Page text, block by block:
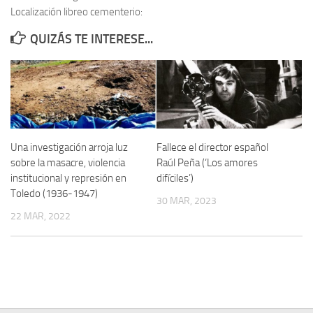
Memoria Histórica
Investigación previa de la represión en Talavera de la Reina (1937-
1947).
Informe Represión en Toledo 1936-1947 | Buscador
Informe de la fosa de abril de 1939 de Tembleque
Enciclopedia Republicana
Militantes históricos IR
Localización libreo cementerio:
QUIZÁS TE INTERESE...
Una investigación arroja luz
sobre la masacre, violencia
institucional y represión en
Toledo (1936-1947)
22 MAR, 2022
Fallece el director español
Raúl Peña (‘Los amores
difíciles’)
30 MAR, 2023